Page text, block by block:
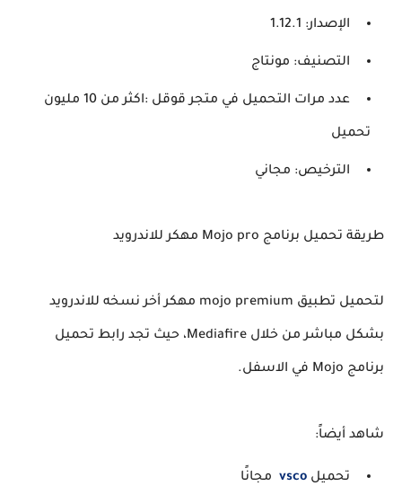
الإصدار: 1.12.1
التصنيف: مونتاج
عدد مرات التحميل في متجر قوقل :اكثر من 10 مليون
تحميل
الترخيص: مجاني
طريقة تحميل برنامج Mojo pro مهكر للاندرويد
لتحميل تطبيق mojo premium مهكر أخر نسخه للاندرويد
بشكل مباشر من خلال Mediafire، حيث تجد رابط تحميل
برنامج Mojo في الاسفل.
شاهد أيضاً:
تحميل vsco مجانًا